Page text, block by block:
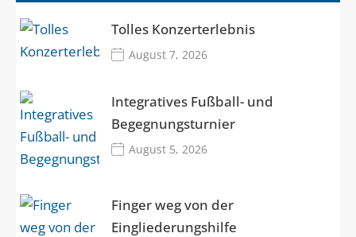
Tolles Konzerterlebnis
August 7, 2026
Integratives Fußball- und
Begegnungsturnier
August 5, 2026
Finger weg von der
Eingliederungshilfe